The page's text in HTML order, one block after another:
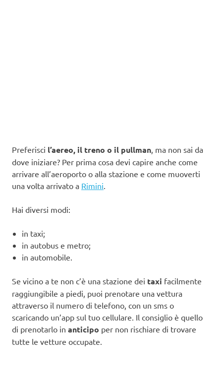
Preferisci l’aereo, il treno o il pullman, ma non sai da
dove iniziare? Per prima cosa devi capire anche come
arrivare all’aeroporto o alla stazione e come muoverti
una volta arrivato a Rimini.
Hai diversi modi:
in taxi;
in autobus e metro;
in automobile.
Se vicino a te non c’è una stazione dei taxi facilmente
raggiungibile a piedi, puoi prenotare una vettura
attraverso il numero di telefono, con un sms o
scaricando un’app sul tuo cellulare. Il consiglio è quello
di prenotarlo in anticipo per non rischiare di trovare
tutte le vetture occupate.